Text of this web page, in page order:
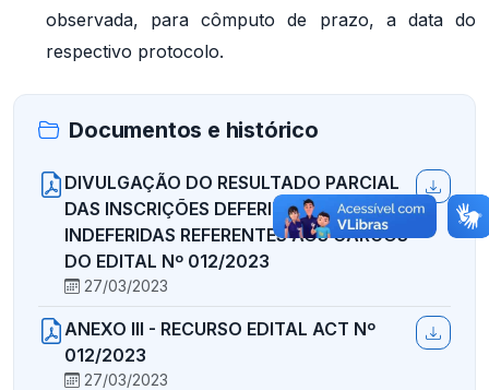
observada, para cômputo de prazo, a data do
respectivo protocolo.
Documentos e histórico
DIVULGAÇÃO DO RESULTADO PARCIAL
DAS INSCRIÇÕES DEFERIDAS E
INDEFERIDAS REFERENTES AOS CARGOS
DO EDITAL Nº 012/2023
27/03/2023
ANEXO III - RECURSO EDITAL ACT Nº
012/2023
27/03/2023